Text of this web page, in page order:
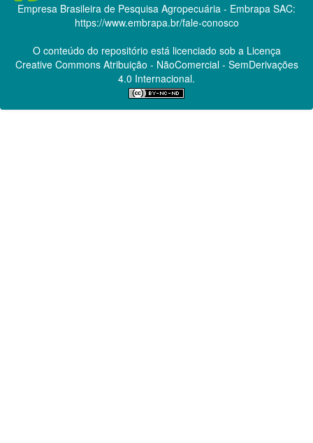
Empresa Brasileira de Pesquisa Agropecuária - Embrapa SAC:
https://www.embrapa.br/fale-conosco
O conteúdo do repositório está licenciado sob a Licença
Creative CommonsAtribuição - NãoComercial - SemDerivações
4.0 Internacional.